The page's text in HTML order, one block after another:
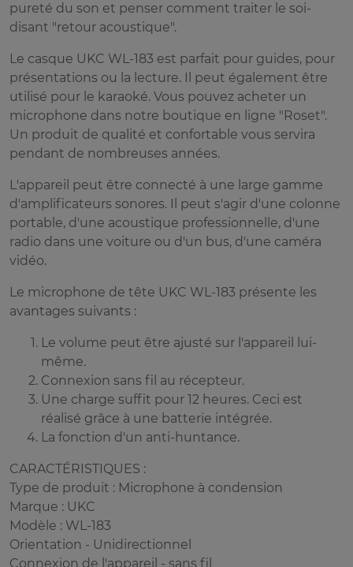
pureté du son et penser comment traiter le soi-
disant "retour acoustique".
Le casque UKC WL-183 est parfait pour guides, pour
présentations ou la lecture. Il peut également être
utilisé pour le karaoké. Vous pouvez acheter un
microphone dans notre boutique en ligne "Roset".
Un produit de qualité et confortable vous servira
pendant de nombreuses années.
L'appareil peut être connecté à une large gamme
d'amplificateurs sonores. Il peut s'agir d'une colonne
portable, d'une acoustique professionnelle, d'une
radio dans une voiture ou d'un bus, d'une caméra
vidéo.
Le microphone de tête UKC WL-183 présente les
avantages suivants :
Le volume peut être ajusté sur l'appareil lui-
même.
Connexion sans fil au récepteur.
Une charge suffit pour 12 heures. Ceci est
réalisé grâce à une batterie intégrée.
La fonction d'un anti-huntance.
CARACTÉRISTIQUES :
Type de produit : Microphone à condension
Marque : UKC
Modèle : WL-183
Orientation - Unidirectionnel
Connexion de l'appareil - sans fil